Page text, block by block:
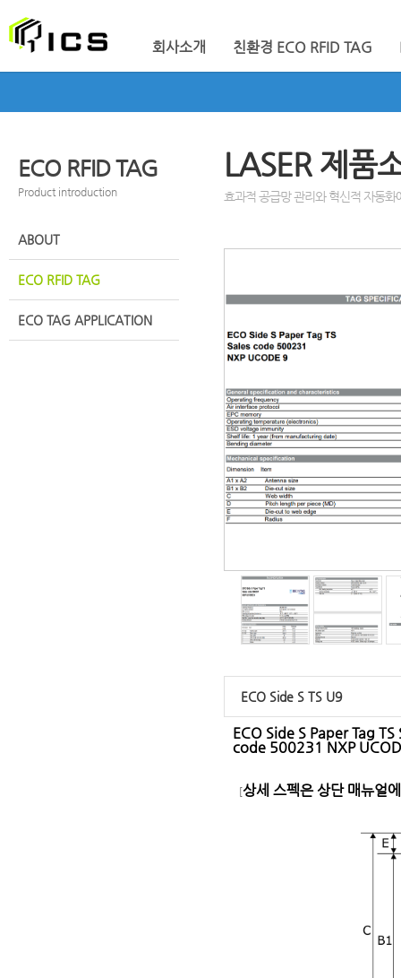
회사소개 친환경 ECO RFID TAG
ECO RFID TAG
Product introduction
ABOUT
ECO RFID TAG
ECO TAG APPLICATION
LASER 제품
효과적 공급망 관리와 혁신적 자동화
ECO Side S TS U9
ECO Side S Paper Tag
code 500231 NXP
［상세 스펙은 상단 매뉴얼